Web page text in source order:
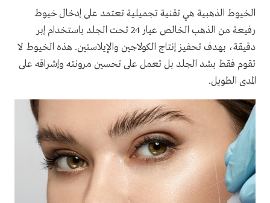
الخيوط الذهبية هي تقنية تجميلية تعتمد على إدخال خيوط
رفيعة من الذهب الخالص عيار 24 تحت الجلد باستخدام إبر
دقيقة، بهدف تحفيز إنتاج الكولاجين والإيلاستين. هذه الخيوط لا
تقوم فقط بشد الجلد بل تعمل على تحسين مرونته وإشراقه على
المدى الطويل.